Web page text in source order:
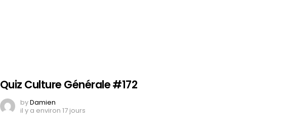
Quiz Culture Générale #172
byDamien
il y a environ 17 jours